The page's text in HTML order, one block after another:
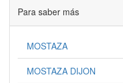
Para saber más
MOSTAZA
MOSTAZA DIJON